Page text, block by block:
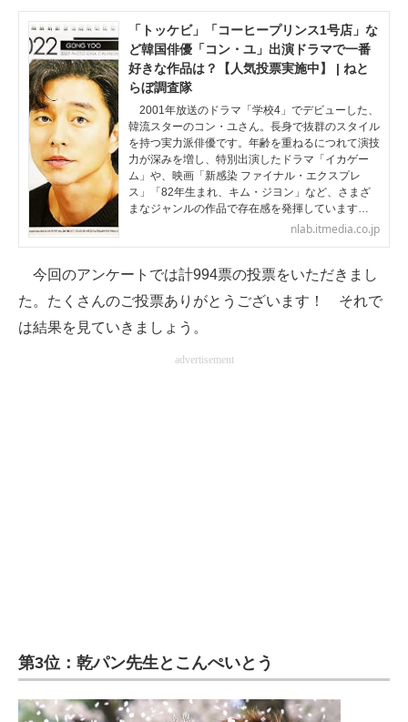
企業ITのトレンドを詳説
経営リーダーのコミュニティ
マーケ×ITの今がよく分かる
ITエンジニア向け専門サイト
企業向けIT製品の総合サイト
IT製品の技術・比較・事例
製造業のIT導入・活用を支援
モノづくり技術者専門サイト
エレクトロニクス専門サイト
「トッケビ」「コーヒープリンス1号店」な
ど韓国俳優「コン・ユ」出演ドラマで一番
好きな作品は？【人気投票実施中】 | ねと
らぼ調査隊
2001年放送のドラマ「学校4」でデビューした、
韓流スターのコン・ユさん。長身で抜群のスタイル
を持つ実力派俳優です。年齢を重ねるにつれて演技
力が深みを増し、特別出演したドラマ「イカゲー
ム」や、映画「新感染 ファイナル・エクスプレ
ス」「82年生まれ、キム・ジヨン」など、さまざ
まなジャンルの作品で存在感を発揮しています…
nlab.itmedia.co.jp
今回のアンケートでは計994票の投票をいただきまし
た。たくさんのご投票ありがとうございます！ それで
は結果を見ていきましょう。
advertisement
第3位：乾パン先生とこんぺいとう